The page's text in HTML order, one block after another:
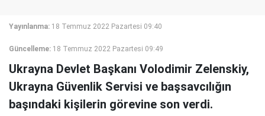
Yayınlanma: 18 Temmuz 2022 Pazartesi 09:40
Güncelleme: 18 Temmuz 2022 Pazartesi 09:49
Ukrayna Devlet Başkanı Volodimir Zelenskiy,
Ukrayna Güvenlik Servisi ve başsavcılığın
başındaki kişilerin görevine son verdi.